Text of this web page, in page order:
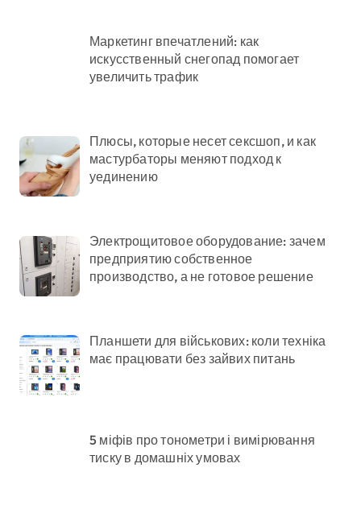
Маркетинг впечатлений: как
искусственный снегопад помогает
увеличить трафик
Плюсы, которые несет сексшоп, и как
мастурбаторы меняют подход к
уединению
Электрощитовое оборудование: зачем
предприятию собственное
производство, а не готовое решение
Планшети для військових: коли техніка
має працювати без зайвих питань
5 міфів про тонометри і вимірювання
тиску в домашніх умовах